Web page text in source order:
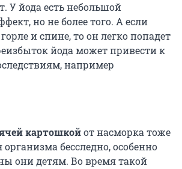
У йода есть небольшой
но не более того. А если
и спине, то он легко попадет
йода может привести к
например
картошкойот насморка тоже
бесследно, особенно
они детям. Во время такой